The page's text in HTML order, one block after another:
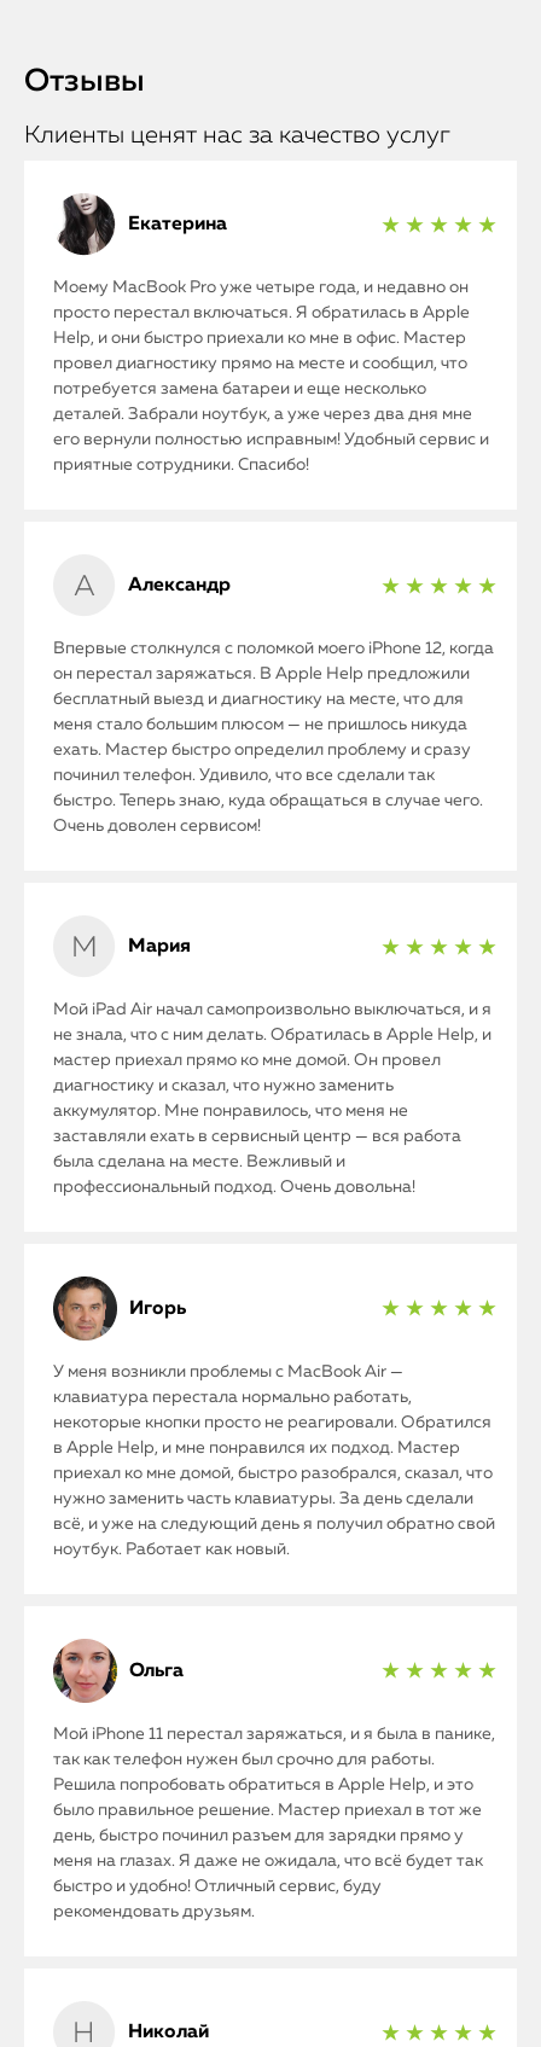
Отзывы
Клиенты ценят нас за качество услуг
Екатерина ★ ★ ★ ★ ★
Моему MacBook Pro уже четыре года, и недавно он
просто перестал включаться. Я обратилась в Apple
Help, и они быстро приехали ко мне в офис. Мастер
провел диагностику прямо на месте и сообщил, что
потребуется замена батареи и еще несколько
деталей. Забрали ноутбук, а уже через два дня мне
его вернули полностью исправным! Удобный сервис и
приятные сотрудники. Спасибо!
Александр ★ ★ ★ ★ ★
Впервые столкнулся с поломкой моего iPhone 12, когда
он перестал заряжаться. В Apple Help предложили
бесплатный выезд и диагностику на месте, что для
меня стало большим плюсом — не пришлось никуда
ехать. Мастер быстро определил проблему и сразу
починил телефон. Удивило, что все сделали так
быстро. Теперь знаю, куда обращаться в случае чего.
Очень доволен сервисом!
Мария ★ ★ ★ ★ ★
Мой iPad Air начал самопроизвольно выключаться, и я
не знала, что с ним делать. Обратилась в Apple Help, и
мастер приехал прямо ко мне домой. Он провел
диагностику и сказал, что нужно заменить
аккумулятор. Мне понравилось, что меня не
заставляли ехать в сервисный центр — вся работа
была сделана на месте. Вежливый и
профессиональный подход. Очень довольна!
Игорь ★ ★ ★ ★ ★
У меня возникли проблемы с MacBook Air —
клавиатура перестала нормально работать,
некоторые кнопки просто не реагировали. Обратился
в Apple Help, и мне понравился их подход. Мастер
приехал ко мне домой, быстро разобрался, сказал, что
нужно заменить часть клавиатуры. За день сделали
всё, и уже на следующий день я получил обратно свой
ноутбук. Работает как новый.
Ольга ★ ★ ★ ★ ★
Мой iPhone 11 перестал заряжаться, и я была в панике,
так как телефон нужен был срочно для работы.
Решила попробовать обратиться в Apple Help, и это
было правильное решение. Мастер приехал в тот же
день, быстро починил разъем для зарядки прямо у
меня на глазах. Я даже не ожидала, что всё будет так
быстро и удобно! Отличный сервис, буду
рекомендовать друзьям.
Николай ★ ★ ★ ★ ★